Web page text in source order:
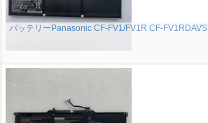
バッテリーPanasonic CF-FV1/FV1R CF-FV1RDAVS